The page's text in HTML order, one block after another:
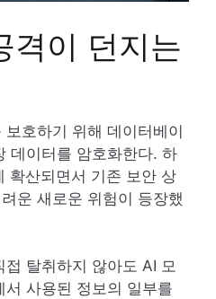
격이 던지는
호하기 위해 데이터베이
데이터를 암호화한다. 하
확산되면서 기존 보안 상
운 새로운 위험이 등장했
탈취하지 않아도 AI 모
사용된 정보의 일부를